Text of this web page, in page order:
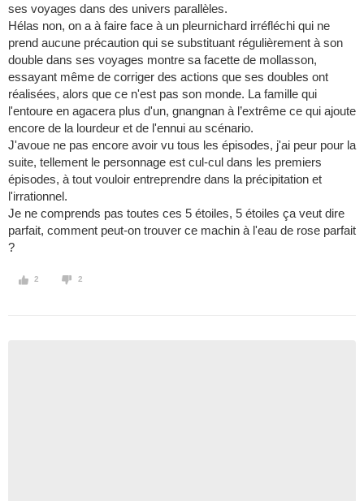
ses voyages dans des univers parallèles.
Hélas non, on a à faire face à un pleurnichard irréfléchi qui ne
prend aucune précaution qui se substituant régulièrement à son
double dans ses voyages montre sa facette de mollasson,
essayant même de corriger des actions que ses doubles ont
réalisées, alors que ce n'est pas son monde. La famille qui
l'entoure en agacera plus d'un, gnangnan à l’extrême ce qui ajoute
encore de la lourdeur et de l'ennui au scénario.
J'avoue ne pas encore avoir vu tous les épisodes, j'ai peur pour la
suite, tellement le personnage est cul-cul dans les premiers
épisodes, à tout vouloir entreprendre dans la précipitation et
l'irrationnel.
Je ne comprends pas toutes ces 5 étoiles, 5 étoiles ça veut dire
parfait, comment peut-on trouver ce machin à l'eau de rose parfait
?
2 2